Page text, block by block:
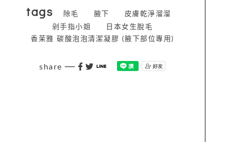
tags 除毛 腋下
皮膚乾淨溜溜
剁手指小姐
日本女生脫毛
香茉雅 碳酸泡泡清潔凝膠 (腋下部位專用)
share